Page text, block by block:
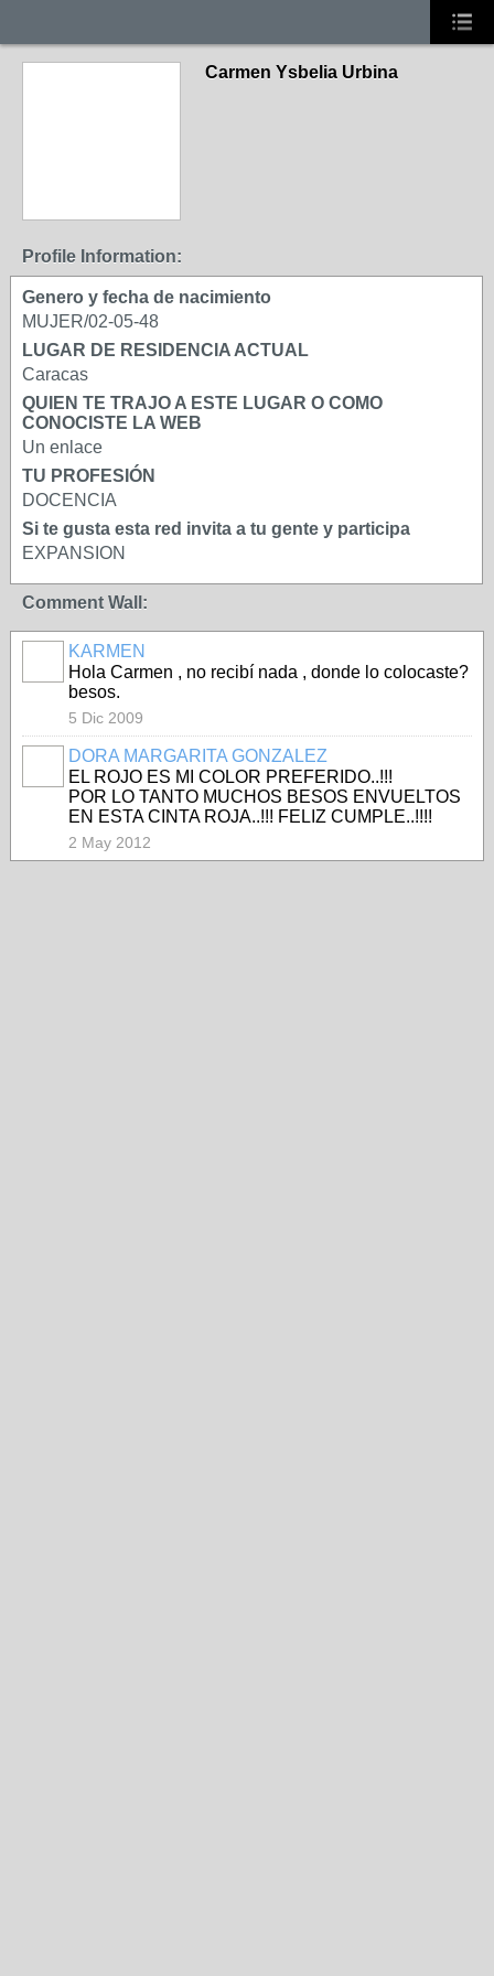
Carmen Ysbelia Urbina
Profile Information:
Genero y fecha de nacimiento
MUJER/02-05-48
LUGAR DE RESIDENCIA ACTUAL
Caracas
QUIEN TE TRAJO A ESTE LUGAR O COMO
CONOCISTE LA WEB
Un enlace
TU PROFESIÓN
DOCENCIA
Si te gusta esta red invita a tu gente y participa
EXPANSION
Comment Wall:
KARMEN
Hola Carmen , no recibí nada , donde lo colocaste?
besos.
5 Dic 2009
DORA MARGARITA GONZALEZ
EL ROJO ES MI COLOR PREFERIDO..!!!
POR LO TANTO MUCHOS BESOS ENVUELTOS
EN ESTA CINTA ROJA..!!! FELIZ CUMPLE..!!!!
2 May 2012